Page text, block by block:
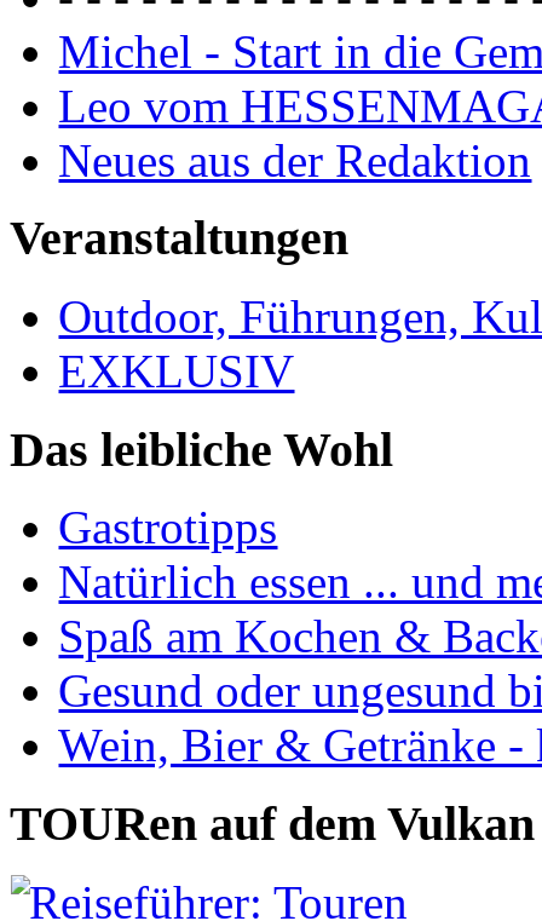
Michel - Start in die
Leo vom
Neues aus der Redaktion
Veranstaltungen
Outdoor, Führungen,
EXKLUSIV
Das leibliche Wohl
Gastrotipps
Natürlich essen ... und
Spaß am Kochen &
Gesund oder ungesund
Wein, Bier & Getränke -
TOURen auf dem Vulkan